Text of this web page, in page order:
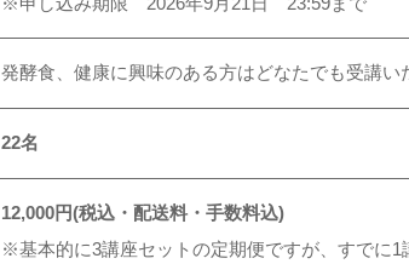
発酵食、健康に興味のある方はどなたでも受講い
22名
12,000円(税込・配送料・手数料込)
※基本的に3講座セットの定期便ですが、すでに1